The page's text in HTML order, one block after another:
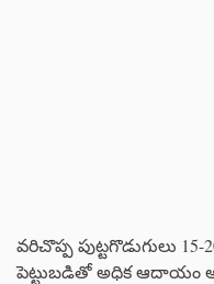
వరిచొప్ప పుట్టగొడుగులు
పెట్టుబడితో అధిక ఆదాయం